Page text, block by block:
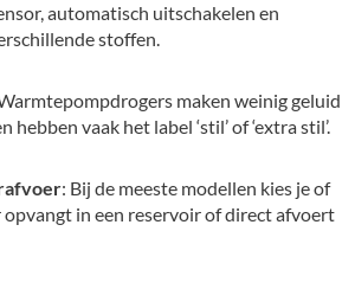
automatisch uitschakelen en
stoffen.
maken weinig geluid
hebben vaak het label ‘stil’ of ‘extra stil’.
: Bij de meeste modellen kies je of
in een reservoir of direct afvoert